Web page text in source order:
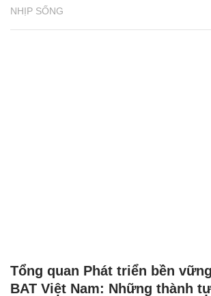
NHỊP SỐNG
Tổng quan Phát triển bền
BAT Việt Nam: Những thành